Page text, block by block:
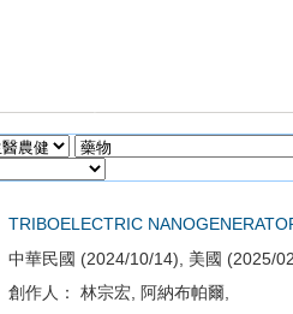
TRIBOELECTRIC
中華民國 (2024/10/14), 美國 (2025/
創作人： 林宗宏, 阿納布帕爾,